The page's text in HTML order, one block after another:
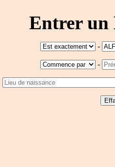
Entrer un
-
-